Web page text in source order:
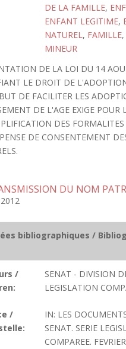
DE LA FAMILLE,
ENFANT LEGITIME,
NATUREL, FAMILLE,
MINEUR
DE LA LOI DU 14
LE DROIT DE
DE FACILITER LES
DE L'AGE EXIGE POUR
DES FORMALITES
DE CONSENTEMENT
DU NOM
bibliographiques /
/
SENAT - DIVISION
LEGISLATION
/
IN: LES
SENAT. SERIE
COMPAREE.